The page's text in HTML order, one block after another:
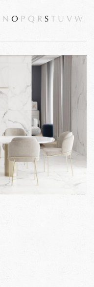
N O P Q R S U V W